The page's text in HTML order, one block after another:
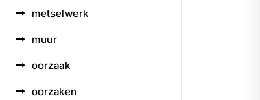
metselwerk
muur
oorzaak
oorzaken